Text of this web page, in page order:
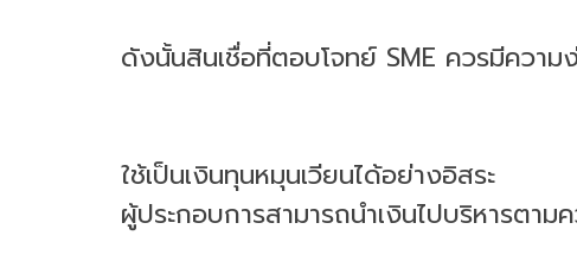
ดังนั้นสินเชื่อที่ตอบโจทย์ SME ควรมีความ
ใช้เป็นเงินทุนหมุนเวียนได้อย่างอิสระ
ผู้ประกอบการสามารถนำเงินไปบริหารตามค